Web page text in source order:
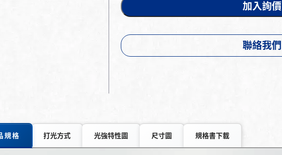
加入詢價
聯絡我們
規格 打光方式 光強特性圖 尺寸圖 規格書下載